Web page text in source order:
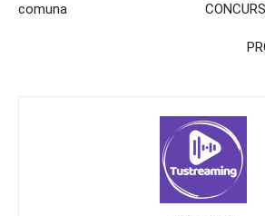
comuna